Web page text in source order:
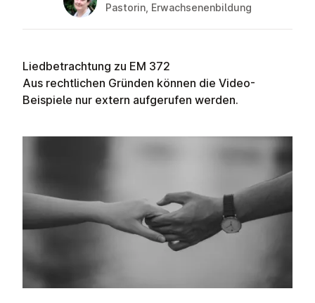
Pastorin, Erwachsenenbildung
Liedbetrachtung zu EM 372
Aus rechtlichen Gründen können die Video-
Beispiele nur extern aufgerufen werden.